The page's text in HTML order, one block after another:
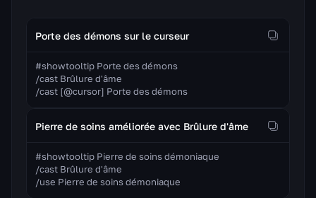
Porte des démons sur le curseur
#showtooltip Porte des démons
/cast Brûlure d'âme
/cast [@cursor] Porte des démons
Pierre de soins améliorée avec Brûlure d'âme
#showtooltip Pierre de soins démoniaque
/cast Brûlure d'âme
/use Pierre de soins démoniaque